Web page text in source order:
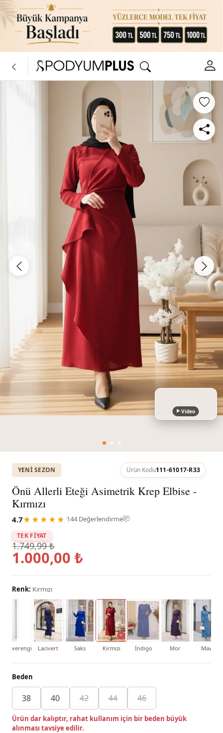
Video
YENI SEZON Ürün Kodu111-61017-R33
Önü Allerli Eteği Asimetrik Krep Elbise -
Kırmızı
4.7★★★★★ ·144 Değerlendirme
TEK FİYAT
1.749,99 ₺
1.000,00 ₺
Renk: Kırmızı
Kahverengi Lacivert Saks Kırmızı İndigo Mor Mavi
Beden
38 40 42 44 46
Ürün dar kalıptır, rahat kullanım için bir beden büyük
alınması tavsiye edilir.